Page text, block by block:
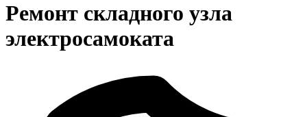
Ремонт складного узла
электросамоката